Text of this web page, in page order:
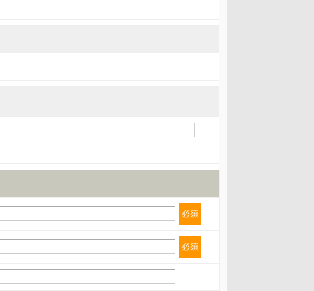
必須
必須